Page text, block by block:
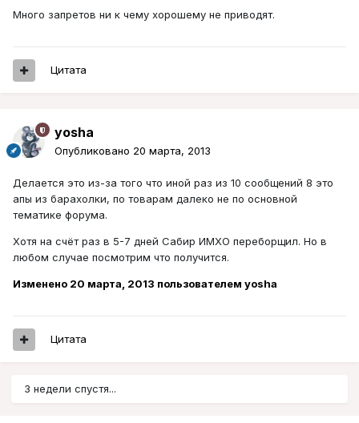
Много запретов ни к чему хорошему не приводят.
Цитата
yosha
Опубликовано 20 марта, 2013
Делается это из-за того что иной раз из 10 сообщений 8 это
апы из барахолки, по товарам далеко не по основной
тематике форума.
Хотя на счёт раз в 5-7 дней Сабир ИМХО переборщил. Но в
любом случае посмотрим что получится.
Изменено 20 марта, 2013 пользователем yosha
Цитата
3 недели спустя...